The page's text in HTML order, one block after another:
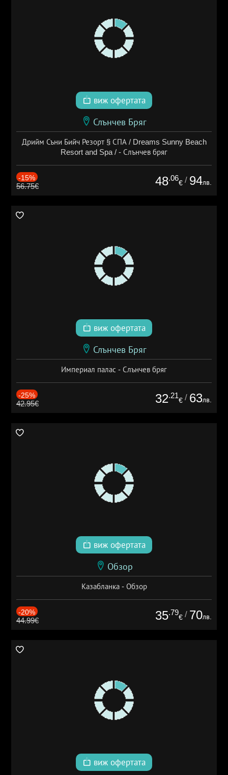
виж офертата
Слънчев Бряг
Дрийм Съни Бийч Резорт § СПА / Dreams Sunny Beach
Resort and Spa / - Слънчев бряг
-15%
56.75€ 48.06
€ / 94лв.
виж офертата
Слънчев Бряг
Империал палас - Слънчев бряг
-25%
42.95€ 32.21
€ / 63лв.
виж офертата
Обзор
Казабланка - Обзор
-20%
44.99€ 35.79
€ / 70лв.
виж офертата